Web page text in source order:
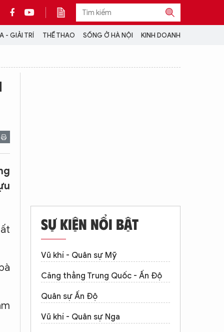
- GIẢI TRÍ THỂ THAO SỐNG Ở HÀ NỘI KINH DOANH
SỰ KIỆN NỔI BẬT
Vũ khí - Quân sự Mỹ
Căng thẳng Trung Quốc - Ấn Độ
Quân sự Ấn Độ
Vũ khí - Quân sự Nga